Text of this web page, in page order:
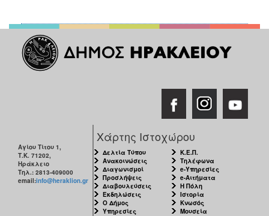
Αγίου Τίτου 1,
Τ.Κ. 71202,
Ηράκλειο
Τηλ.: 2813-409000
email:info@heraklion.gr
Χάρτης Ιστοχώρου
Δελτία Τύπου
Ανακοινώσεις
Διαγωνισμοί
Προσλήψεις
Διαβουλεύσεις
Εκδηλώσεις
Ο Δήμος
Υπηρεσίες
Κ.Ε.Π.
Τηλέφωνα
e-Υπηρεσίες
e-Αιτήματα
Η Πόλη
Ιστορία
Κνωσός
Μουσεία